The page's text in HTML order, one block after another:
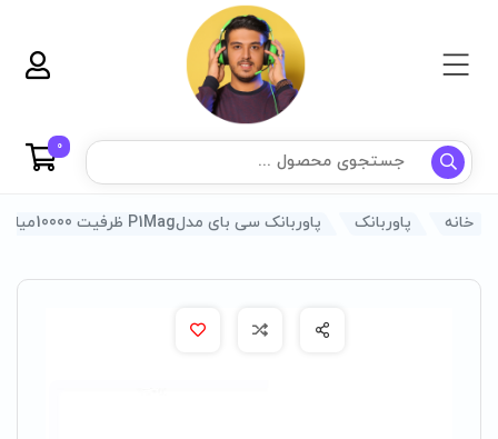
0
خانه پاوربانک پاوربانک سی بای مدلP1Mag ظرفیت 10000میلی امپر ساعت